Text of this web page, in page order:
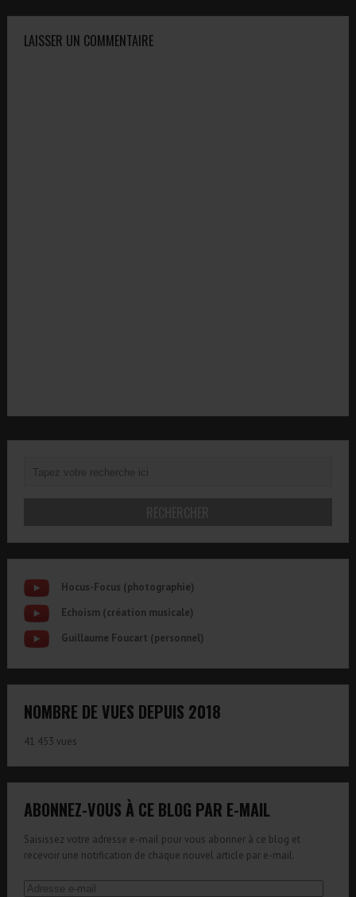
LAISSER UN COMMENTAIRE
Hocus-Focus (photographie)
Echoism (création musicale)
Guillaume Foucart (personnel)
NOMBRE DE VUES DEPUIS 2018
41 453 vues
ABONNEZ-VOUS À CE BLOG PAR E-MAIL
Saisissez votre adresse e-mail pour vous abonner à ce blog et
recevoir une notification de chaque nouvel article par e-mail.
Adresse